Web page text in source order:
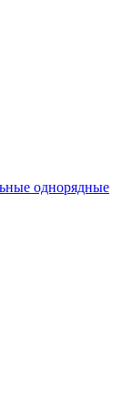
однорядные